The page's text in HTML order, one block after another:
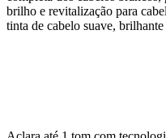
brilho e revitalização para
tinta de cabelo suave,